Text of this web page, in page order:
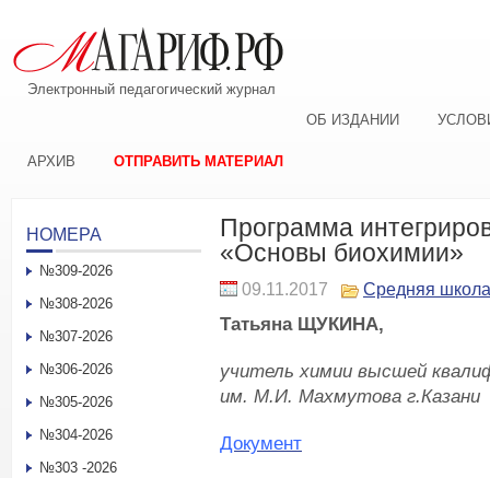
Электронный педагогический журнал
ОБ ИЗДАНИИ
АРХИВ ОТПРАВИТЬ МАТЕРИАЛ
Программа
«Основы биохимии»
09.11.2017 Средняя школа
Татьяна ЩУКИНА,
учитель химии высшей
им. М.И. Махмутова г.Казани
Документ
НОМЕРА
№309-2026
№308-2026
№307-2026
№306-2026
№305-2026
№304-2026
№303 -2026